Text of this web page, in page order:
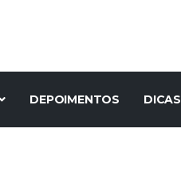
DEPOIMENTOS DICAS